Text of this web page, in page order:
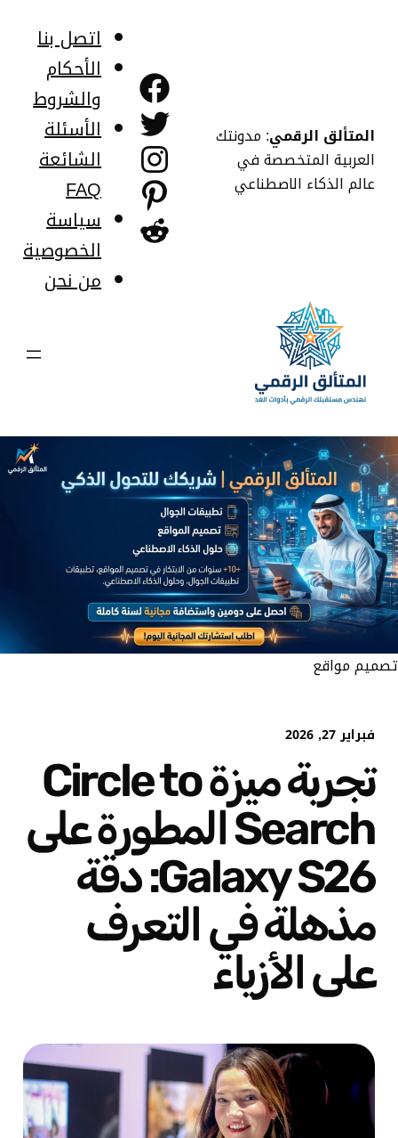
المتألق الرقمي: مدونتك
العربية المتخصصة في
عالم الذكاء الاصطناعي
فيسبوك
تويتر
إنستجرام
بينتريست
ريديت
اتصل بنا
الأحكام
والشروط
الأسئلة
الشائعة
FAQ
سياسة
الخصوصية
من نحن
تصميم مواقع
فبراير 27, 2026
تجربة ميزة Circle to
Search المطورة على
Galaxy S26: دقة
مذهلة في التعرف
على الأزياء